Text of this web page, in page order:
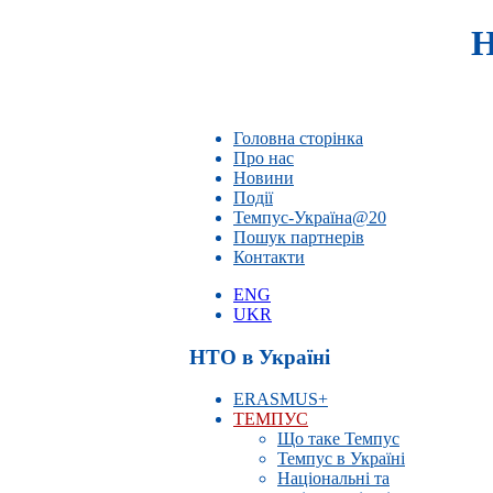
Головна сторінка
Про нас
Новини
Події
Темпус-Україна@20
Пошук партнерів
Контакти
ENG
UKR
НТО в Україні
ERASMUS+
ТЕМПУС
Що таке Темпус
Темпус в Україні
Національні та